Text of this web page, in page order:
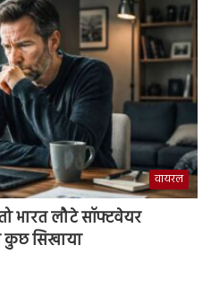
वायरल
भारत लौटे सॉफ्टवेयर
कुछ सिखाया